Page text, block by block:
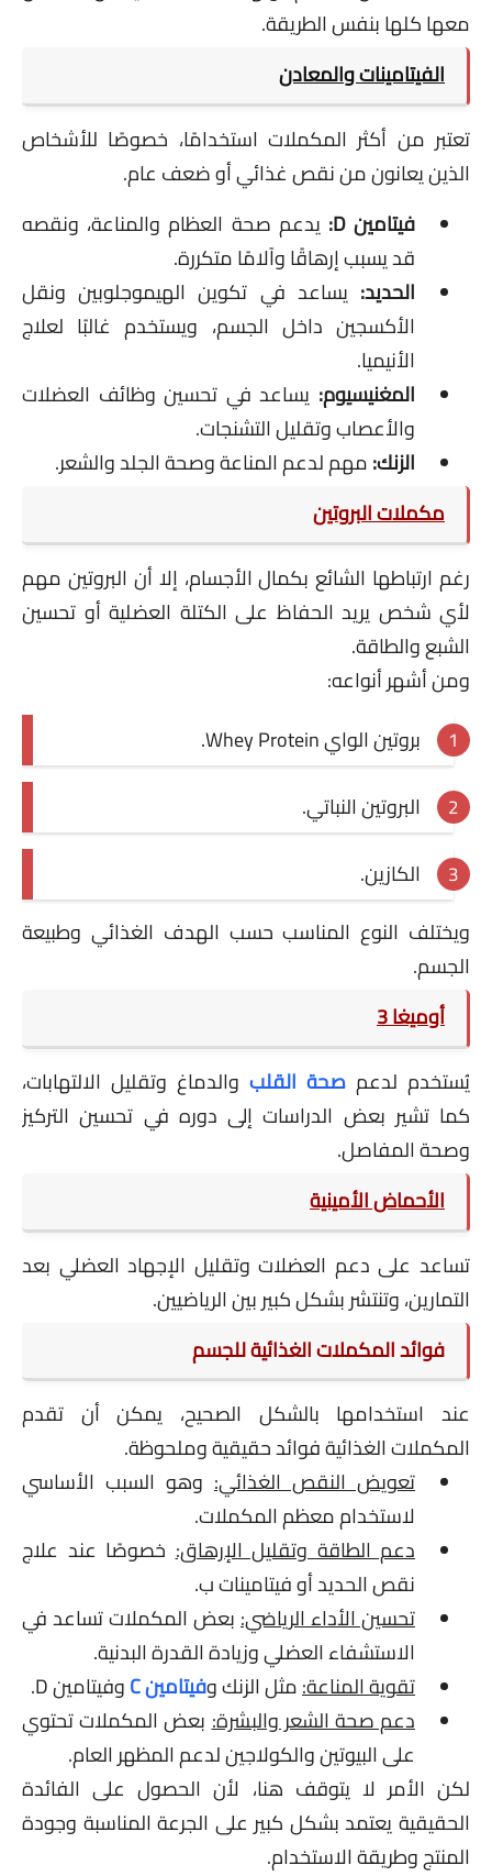
معها كلها بنفس الطريقة.
الفيتامينات والمعادن
تعتبر من أكثر المكملات استخدامًا، خصوصًا للأشخاص
الذين يعانون من نقص غذائي أو ضعف عام.
فيتامين D:
يدعم صحة العظام والمناعة، ونقصه
قد يسبب إرهاقًا وآلامًا متكررة.
الحديد: يساعد في تكوين الهيموجلوبين ونقل
الأكسجين داخل الجسم، ويستخدم غالبًا لعلاج
الأنيميا.
المغنيسيوم: يساعد في تحسين وظائف العضلات
والأعصاب وتقليل التشنجات.
الزنك:مهم لدعم المناعة وصحة الجلد والشعر.
مكملات البروتين
رغم ارتباطها الشائع بكمال الأجسام، إلا أن البروتين مهم
لأي شخص يريد الحفاظ على الكتلة العضلية أو تحسين
الشبع والطاقة.
ومن أشهر أنواعه:
بروتين الواي Whey Protein.
البروتين النباتي.
الكازين.
ويختلف النوع المناسب حسب الهدف الغذائي وطبيعة
الجسم.
أوميغا 3
يُستخدم لدعم صحة القلب والدماغ وتقليل الالتهابات،
كما تشير بعض الدراسات إلى دوره في تحسين التركيز
وصحة المفاصل.
الأحماض الأمينية
تساعد على دعم العضلات وتقليل الإجهاد العضلي بعد
التمارين، وتنتشر بشكل كبير بين الرياضيين.
فوائد المكملات الغذائية للجسم
عند استخدامها بالشكل الصحيح، يمكن أن تقدم
المكملات الغذائية فوائد حقيقية وملحوظة.
تعويض النقص الغذائي: وهو السبب الأساسي
لاستخدام معظم المكملات.
دعم الطاقة وتقليل الإرهاق:خصوصًا عند علاج
نقص الحديد أو فيتامينات ب.
تحسين الأداء الرياضي:بعض المكملات تساعد في
الاستشفاء العضلي وزيادة القدرة البدنية.
تقوية المناعة:مثل الزنك وفيتامين C وفيتامين D.
دعم صحة الشعر والبشرة:بعض المكملات تحتوي
على البيوتين والكولاجين لدعم المظهر العام.
لكن الأمر لا يتوقف هنا، لأن الحصول على الفائدة
الحقيقية يعتمد بشكل كبير على الجرعة المناسبة وجودة
المنتج وطريقة الاستخدام.